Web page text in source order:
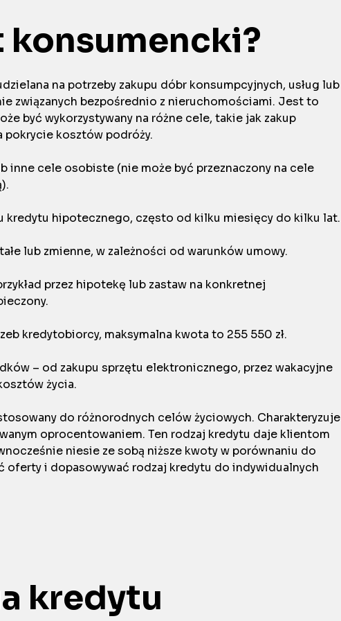
konsumencki?
na potrzeby zakupu dóbr konsumpcyjnych, usług lub
związanych bezpośrednio z nieruchomościami. Jest to
być wykorzystywany na różne cele, takie jak zakup
kosztów podróży.
inne cele osobiste (nie może być przeznaczony na cele
kredytu hipotecznego, często od kilku miesięcy do kilku lat.
lub zmienne, w zależności od warunków umowy.
przez hipotekę lub zastaw na konkretnej
kredytobiorcy, maksymalna kwota to 255 550 zł.
– od zakupu sprzętu elektronicznego, przez wakacyjne
życia.
do różnorodnych celów życiowych. Charakteryzuje
oprocentowaniem. Ten rodzaj kredytu daje klientom
niesie ze sobą niższe kwoty w porównaniu do
oferty i dopasowywać rodzaj kredytu do indywidualnych
kredytu